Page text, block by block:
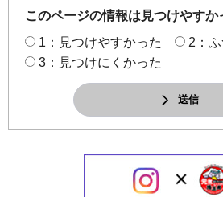
このページの情報は見つけやすか
1：見つけやすかった
2：ふ
3：見つけにくかった
送信